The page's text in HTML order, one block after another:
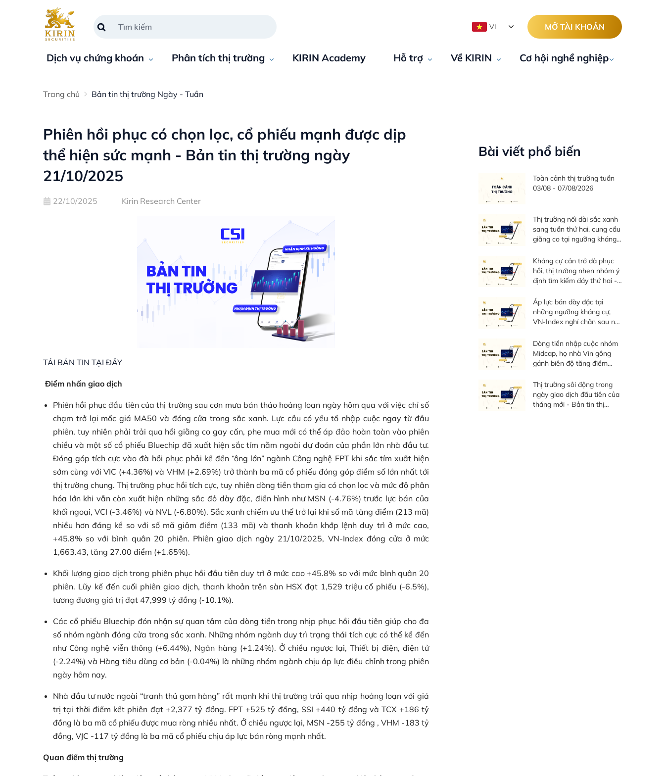
VI MỞ TÀI KHOẢN
Dịch vụ chứng khoán Phân tích thị trường KIRIN Academy Hỗ trợ Về KIRIN Cơ hội nghề nghiệp
Trang chủ Bản tin thị trường Ngày - Tuần
Phiên hồi phục có chọn lọc, cổ phiếu mạnh được dịp
thể hiện sức mạnh - Bản tin thị trường ngày
21/10/2025
22/10/2025 Kirin Research Center
TẢI BẢN TIN TẠI ĐÂY
Điểm nhấn giao dịch
Phiên hồi phục đầu tiên của thị trường sau cơn mưa bán tháo hoảng loạn ngày hôm qua với việc chỉ số
chạm trở lại mốc giá MA50 và đóng cửa trong sắc xanh. Lực cầu có yếu tố nhập cuộc ngay từ đầu
phiên, tuy nhiên phải trải qua hồi giằng co gay cấn, phe mua mới có thể áp đảo hoàn toàn vào phiên
chiều và một số cổ phiếu Bluechip đã xuất hiện sắc tím nằm ngoài dự đoán của phần lớn nhà đầu tư.
Đóng góp tích cực vào đà hồi phục phải kể đến “ông lớn” ngành Công nghệ FPT khi sắc tím xuất hiện
sớm cùng với VIC (+4.36%) và VHM (+2.69%) trở thành ba mã cổ phiếu đóng góp điểm số lớn nhất tới
thị trường chung. Thị trường phục hồi tích cực, tuy nhiên dòng tiền tham gia có chọn lọc và mức độ phân
hóa lớn khi vẫn còn xuất hiện những sắc đỏ dày đặc, điển hình như MSN (-4.76%) trước lực bán của
khối ngoại, VCI (-3.46%) và NVL (-6.80%). Sắc xanh chiếm ưu thế trở lại khi số mã tăng điểm (213 mã)
nhiều hơn đáng kể so với số mã giảm điểm (133 mã) và thanh khoản khớp lệnh duy trì ở mức cao,
+45.8% so với bình quân 20 phiên. Phiên giao dịch ngày 21/10/2025, VN-Index đóng cửa ở mức
1,663.43, tăng 27.00 điểm (+1.65%).
Khối lượng giao dịch trong phiên phục hồi đầu tiên duy trì ở mức cao +45.8% so với mức bình quân 20
phiên. Lũy kế đến cuối phiên giao dịch, thanh khoản trên sàn HSX đạt 1,529 triệu cổ phiếu (-6.5%),
tương đương giá trị đạt 47,999 tỷ đồng (-10.1%).
Các cổ phiếu Bluechip đón nhận sự quan tâm của dòng tiền trong nhịp phục hồi đầu tiên giúp cho đa
số nhóm ngành đóng cửa trong sắc xanh. Những nhóm ngành duy trì trạng thái tích cực có thể kể đến
như Công nghệ viễn thông (+6.44%), Ngân hàng (+1.24%). Ở chiều ngược lại, Thiết bị điện, điện tử
(-2.24%) và Hàng tiêu dùng cơ bản (-0.04%) là những nhóm ngành chịu áp lực điều chỉnh trong phiên
ngày hôm nay.
Nhà đầu tư nước ngoài “tranh thủ gom hàng” rất mạnh khi thị trường trải qua nhịp hoảng loạn với giá
trị tại thời điểm kết phiên đạt +2,377 tỷ đồng. FPT +525 tỷ đồng, SSI +440 tỷ đồng và TCX +186 tỷ
đồng là ba mã cổ phiếu được mua ròng nhiều nhất. Ở chiều ngược lại, MSN -255 tỷ đồng , VHM -183 tỷ
đồng, VJC -117 tỷ đồng là ba mã cổ phiếu chịu áp lực bán ròng mạnh nhất.
Quan điểm thị trường
Bài viết phổ biến
Toàn cảnh thị trường tuần
03/08 - 07/08/2026
Thị trường nối dài sắc xanh
sang tuần thứ hai, cung cầu
giằng co tại ngưỡng kháng
03/08 - 07/08/20267
Kháng cự cản trở đà phục
hồi, thị trường nhen nhóm ý
định tìm kiếm đáy thứ hai -
06/08/2026
Áp lực bán dày đặc tại
những ngưỡng kháng cự,
VN-Index nghỉ chân sau nỗ
trường ngày 05/08/2026
Dòng tiền nhập cuộc nhóm
Midcap, họ nhà Vin gồng
gánh biên độ tăng điểm
trường ngày 04/08/2026
Thị trường sôi động trong
ngày giao dịch đầu tiên của
tháng mới - Bản tin thị